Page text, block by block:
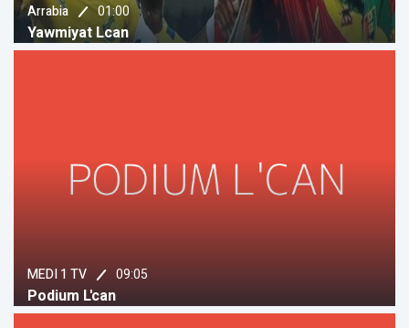
Arrabia 01:00
Yawmiyat Lcan
MEDI 1 TV 09:05
Podium L'can